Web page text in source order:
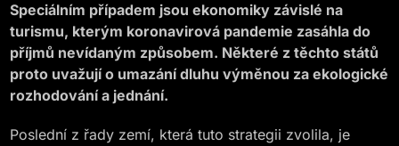
Speciálním případem jsou ekonomiky závislé na
turismu, kterým koronavirová pandemie zasáhla do
příjmů nevídaným způsobem. Některé z těchto států
proto uvažují o umazání dluhu výměnou za ekologické
rozhodování a jednání.
Poslední z řady zemí, která tuto strategii zvolila, je